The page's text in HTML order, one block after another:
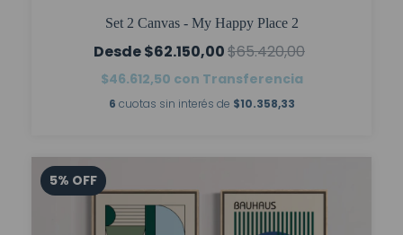
Set 2 Canvas - My Happy Place 2
$62.150,00$65.420,00
$46.612,50 con Transferencia
6 cuotas sin interés de $10.358,33
5% OFF